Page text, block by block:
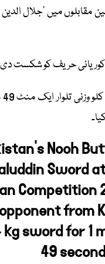
مقابلوں میں ’جلال
حریف کو شکست
Nooh
Sword
Competition
from
kg sword for 1
49